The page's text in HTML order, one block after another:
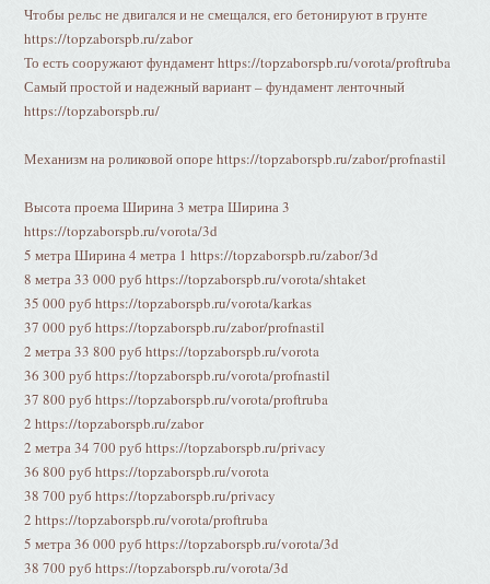
Чтобы рельс не двигался и не смещался, его бетонируют в грунте
https://topzaborspb.ru/zabor
То есть сооружают фундамент https://topzaborspb.ru/vorota/proftruba
Самый простой и надежный вариант – фундамент ленточный
https://topzaborspb.ru/
Механизм на роликовой опоре https://topzaborspb.ru/zabor/profnastil
Высота проема Ширина 3 метра Ширина 3
https://topzaborspb.ru/vorota/3d
5 метра Ширина 4 метра 1 https://topzaborspb.ru/zabor/3d
8 метра 33 000 руб https://topzaborspb.ru/vorota/shtaket
35 000 руб https://topzaborspb.ru/vorota/karkas
37 000 руб https://topzaborspb.ru/zabor/profnastil
2 метра 33 800 руб https://topzaborspb.ru/vorota
36 300 руб https://topzaborspb.ru/vorota/profnastil
37 800 руб https://topzaborspb.ru/vorota/proftruba
2 https://topzaborspb.ru/zabor
2 метра 34 700 руб https://topzaborspb.ru/privacy
36 800 руб https://topzaborspb.ru/vorota
38 700 руб https://topzaborspb.ru/privacy
2 https://topzaborspb.ru/vorota/proftruba
5 метра 36 000 руб https://topzaborspb.ru/vorota/3d
38 700 руб https://topzaborspb.ru/vorota/3d